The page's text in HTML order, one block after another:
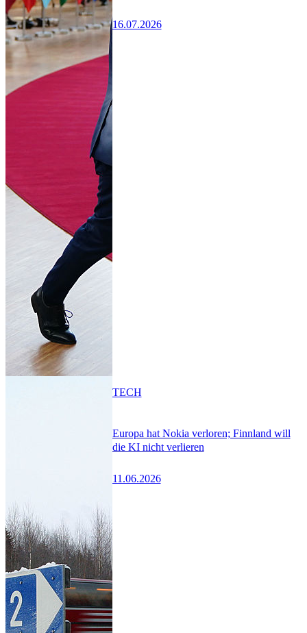
16.07.2026
Europa hat Nokia verloren; Finnland will
die KI nicht verlieren
11.06.2026
TECH